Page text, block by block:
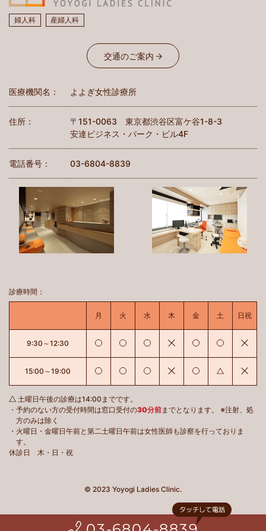
婦人科 産婦人科
交通のご案内
医療機関名： よよぎ女性診療所
住所：
〒151-0063 東京都渋谷区富ケ谷1-8-3
安達ビジネス・パーク・ビル4F
電話番号： 03-6804-8839
診療時間：
月 月曜日火 火曜日水 水曜日木 木曜日金金曜日土 土曜日日祝日
9:30～12:30 診療あり診療あり診療あり休診 診療あり診療あり休診
15:00～19:00 診療あり診療あり診療あり休診 診療あり 土曜日午後
休診
土曜日午後の診療は14:00までです。
・予約のない方の受付時間は窓口受付の30分前までとなります。
※注射、処
方のみは除く
・火曜日・金曜日午前と第二土曜日午前は女性医師も診察を行っておりま
す。
休診日 木・日・祝
© 2023 Yoyogi Ladies Clinic.